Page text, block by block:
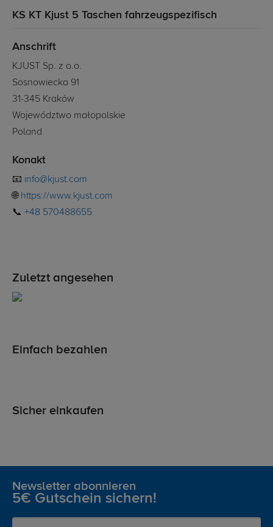
KS KT Kjust 5 Taschen fahrzeugspezifisch
Anschrift
KJUST Sp. z o.o.
Sosnowiecka 91
31-345 Kraków
Województwo małopolskie
Poland
Konakt
📧 info@kjust.com
🌐 https://www.kjust.com
📞 +48 570488655
Zuletzt angesehen
Einfach bezahlen
Sicher einkaufen
Newsletter abonnieren
5€ Gutschein sichern!